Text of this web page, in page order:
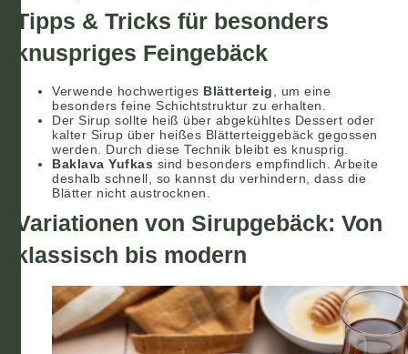
Tipps & Tricks für besonders
knuspriges Feingebäck
Verwende hochwertiges Blätterteig , um eine
besonders feine Schichtstruktur zu erhalten.
Der Sirup sollte heiß über abgekühltes Dessert oder
kalter Sirup über heißes Blätterteiggebäck gegossen
werden. Durch diese Technik bleibt es knusprig.
Baklava Yufkas sind besonders empfindlich. Arbeite
deshalb schnell, so kannst du verhindern, dass die
Blätter nicht austrocknen.
Variationen von Sirupgebäck: Von
klassisch bis modern